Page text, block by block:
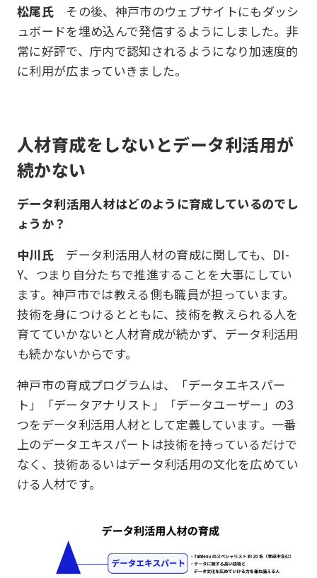
松尾氏 その後、神戸市のウェブサイトにもダッシ
ュボードを埋め込んで発信するようにしました。非
常に好評で、庁内で認知されるようになり加速度的
に利用が広まっていきました。
人材育成をしないとデータ利活用が
続かない
データ利活用人材はどのように育成しているのでし
ょうか？
中川氏 データ利活用人材の育成に関しても、DI­­
Y、つまり自分たちで推進することを大事にしてい
ます。神戸市では教える側も職員が担っています。
技術を身につけるとともに、技術を教えられる人を
育てていかないと人材育成が続かず、データ利活用
も続かないからです。
神戸市の育成プログラムは、「データエキスパー
ト」「データアナリスト」「データユーザー」の3
つをデータ利活用人材として定義しています。一番
上のデータエキスパートは技術を持っているだけで
なく、技術あるいはデータ利活用の文化を広めてい
ける人材です。